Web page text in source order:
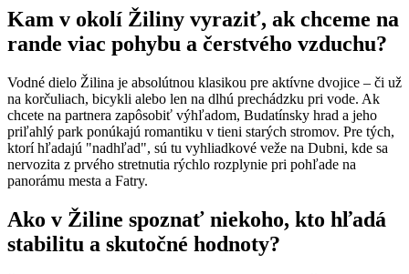
Kam v okolí Žiliny vyraziť, ak chceme na
rande viac pohybu a čerstvého vzduchu?
Vodné dielo Žilina je absolútnou klasikou pre aktívne dvojice – či už
na korčuliach, bicykli alebo len na dlhú prechádzku pri vode. Ak
chcete na partnera zapôsobiť výhľadom, Budatínsky hrad a jeho
priľahlý park ponúkajú romantiku v tieni starých stromov. Pre tých,
ktorí hľadajú "nadhľad", sú tu vyhliadkové veže na Dubni, kde sa
nervozita z prvého stretnutia rýchlo rozplynie pri pohľade na
panorámu mesta a Fatry.
Ako v Žiline spoznať niekoho, kto hľadá
stabilitu a skutočné hodnoty?